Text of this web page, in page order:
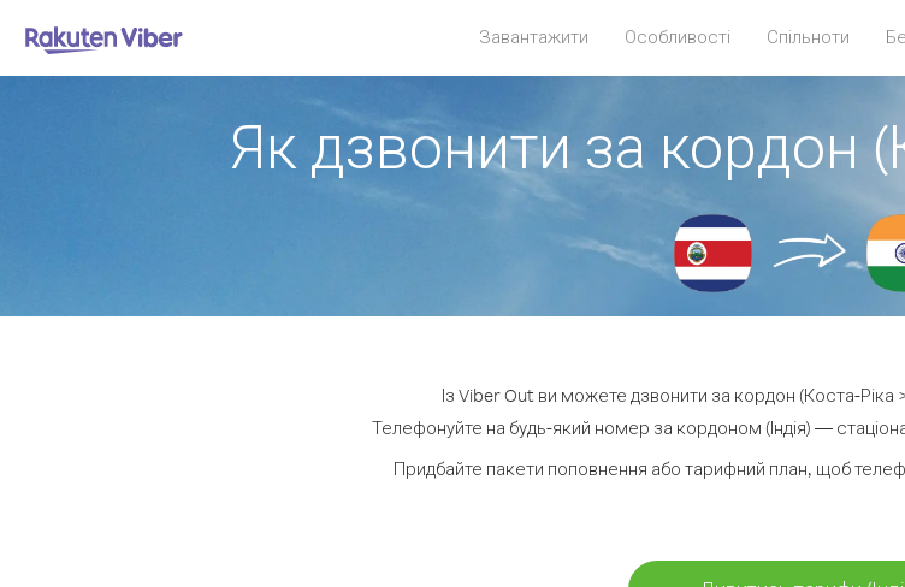
Завантажити Особливості Спільноти
Як дзвонити за кордон
Із Viber Out ви можете дзвонити за кордон (Коста-Ріка
Телефонуйте на будь-який номер за кордоном (Індія) —
Придбайте пакети поповнення або тарифний план, щоб